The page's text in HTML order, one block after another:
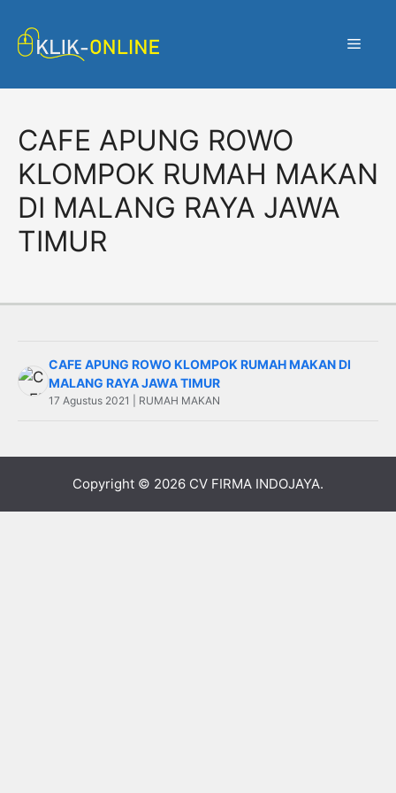
Menu
CAFE APUNG ROWO
KLOMPOK RUMAH MAKAN
DI MALANG RAYA JAWA
TIMUR
CAFE APUNG ROWO KLOMPOK RUMAH MAKAN DI
MALANG RAYA JAWA TIMUR
17 Agustus 2021 | RUMAH MAKAN
Copyright © 2026 CV FIRMA INDOJAYA.